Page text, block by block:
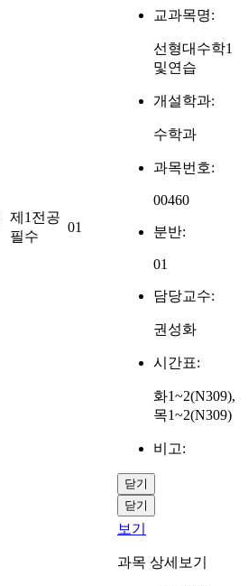
제1전공
필수
01
교과목명:
선형대수학1
및연습
개설학과:
수학과
과목번호:
00460
분반:
01
담당교수:
권성화
시간표:
화1~2(N309),
목1~2(N309)
비고:
닫기
닫기
보기
과목 상세보기